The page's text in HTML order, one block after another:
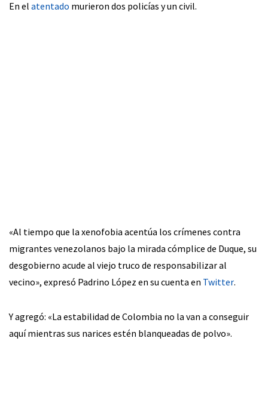
En el atentado murieron dos policías y un civil.
«Al tiempo que la xenofobia acentúa los crímenes contra
migrantes venezolanos bajo la mirada cómplice de Duque, su
desgobierno acude al viejo truco de responsabilizar al
vecino», expresó Padrino López en su cuenta en Twitter.
Y agregó: «La estabilidad de Colombia no la van a conseguir
aquí mientras sus narices estén blanqueadas de polvo».